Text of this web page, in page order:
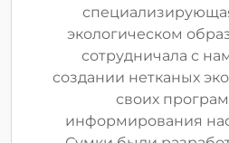
экологическом
сотрудничала с
создании нетканых
своих
информирования